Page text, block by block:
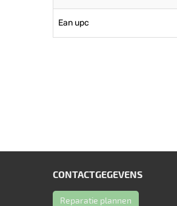
Ean upc
CONTACTGEGEVENS
Reparatie plannen